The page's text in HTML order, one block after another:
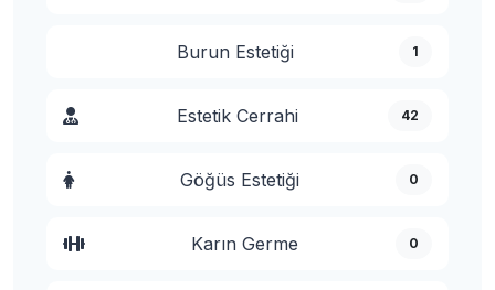
Burun Estetiği 1
Estetik Cerrahi 42
Göğüs Estetiği 0
Karın Germe 0